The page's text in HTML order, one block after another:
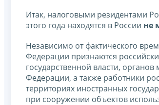
Итак, налоговыми резидентами
этого года находятся в России не
Независимо от фактического
Федерации признаются
государственной власти,
Федерации, а также работники
территориях иностранных
при сооружении объектов